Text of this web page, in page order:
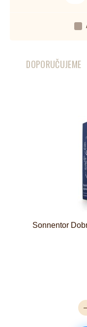
DOPORUČUJEME
Sonnentor